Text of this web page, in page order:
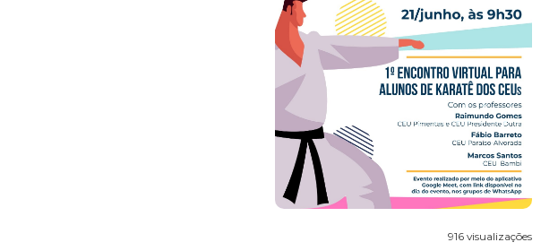
916 visualizações